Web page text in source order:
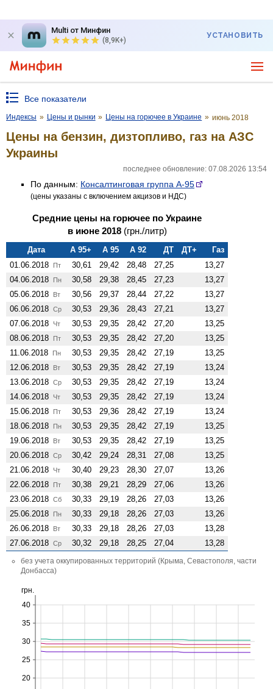
Multi от Минфин
(8,9K+)
УСТАНОВИТЬ
Все показатели
Индексы » Цены и рынки » Цены на горючее в Украине » июнь 2018
Цены на бензин, дизтопливо, газ на АЗС
Украины
последнее обновление: 07.08.2026 13:54
По данным: Консалтинговая группа А-95
(цены указаны с включением акцизов и НДС)
Средние цены на горючее по Украине
в июне 2018 (грн./литр)
Дата А 95+ А 95 А 92 ДТ ДТ+
Газ
01.06.2018
Пт 30,61 29,42 28,48 27,25
13,27
04.06.2018
Пн 30,58 29,38 28,45 27,23
13,27
05.06.2018
Вт 30,56 29,37 28,44 27,22
13,27
06.06.2018 Ср 30,53 29,36 28,43 27,21
13,27
07.06.2018
Чт 30,53 29,35 28,42 27,20
13,25
08.06.2018
Пт 30,53 29,35 28,42 27,20
13,25
11.06.2018
Пн 30,53 29,35 28,42 27,19
13,25
12.06.2018
Вт 30,53 29,35 28,42 27,19
13,24
13.06.2018 Ср 30,53 29,35 28,42 27,19
13,24
14.06.2018
Чт 30,53 29,35 28,42 27,19
13,24
15.06.2018
Пт 30,53 29,36 28,42 27,19
13,24
18.06.2018
Пн 30,53 29,35 28,42 27,19
13,25
19.06.2018
Вт 30,53 29,35 28,42 27,19
13,25
20.06.2018 Ср 30,42 29,24 28,31 27,08
13,25
21.06.2018
Чт 30,40 29,23 28,30 27,07
13,26
22.06.2018
Пт 30,38 29,21 28,29 27,06
13,26
23.06.2018 Сб 30,33 29,19 28,26 27,03
13,26
25.06.2018
Пн 30,33 29,18 28,26 27,03
13,26
26.06.2018
Вт 30,33 29,18 28,26 27,03
13,28
27.06.2018 Ср 30,32 29,18 28,25 27,04 13,28
без учета оккупированных территорий (Крыма, Севастополя, части
Донбасса)